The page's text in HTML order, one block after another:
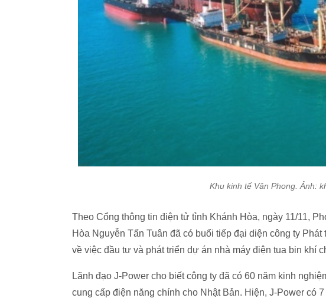
Khu kinh tế Vân Phong. Ảnh:
Theo Cổng thông tin điện tử tỉnh Khánh Hòa, ngày 11/11,
Hòa Nguyễn Tấn Tuân đã có buổi tiếp đại diện công ty
về việc đầu tư và phát triển dự án nhà máy điện tua bin khí
Lãnh đạo J-Power cho biết công ty đã có 60 năm kinh
cung cấp điện năng chính cho Nhật Bản. Hiện, J-Power có